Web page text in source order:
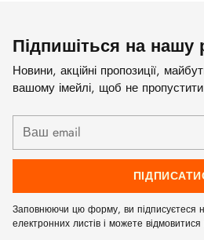
Підпишіться на нашу
Новини, акційні пропозиції,
вашому імейлі, щоб не
Ваш
email
Заповнюючи цю форму, ви підписуєтеся
електронних листів і можете